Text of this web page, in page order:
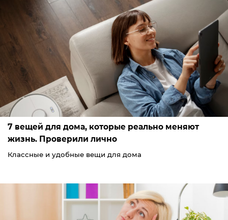
7 вещей для дома, которые реально меняют
жизнь. Проверили лично
Классные и удобные вещи для дома